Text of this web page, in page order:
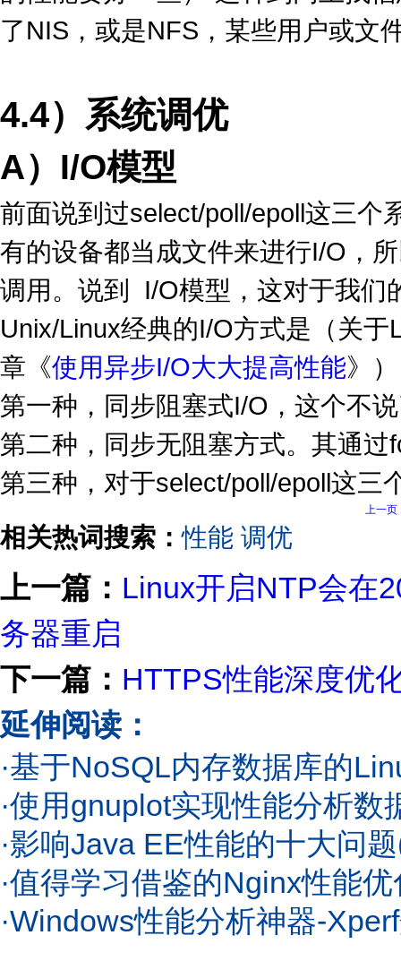
的性能要好一些） 这种到网上找
了NIS，或是NFS，某些用户或文
4.4）系统调优
A）I/O模型
前面说到过select/poll/epoll这三个
有的设备都当成文件来进行I/O，
调用。说到 I/O模型，这对于我们
Unix/Linux经典的I/O方式是（关
章《使用异步I/O大大提高性能》
第一种，同步阻塞式I/O，这个不
第二种，同步无阻塞方式。其通
第三种，对于select/poll/epoll这三
相关热词搜索： 性能 调优
上一篇： Linux开启NTP会在
务器重启
下一篇： HTTPS性能深度优
延伸阅读：
基于NoSQL内存数据库的
使用gnuplot实现性能分析数
影响Java EE性能的十大问题
值得学习借鉴的Nginx性能优
Windows性能分析神器-